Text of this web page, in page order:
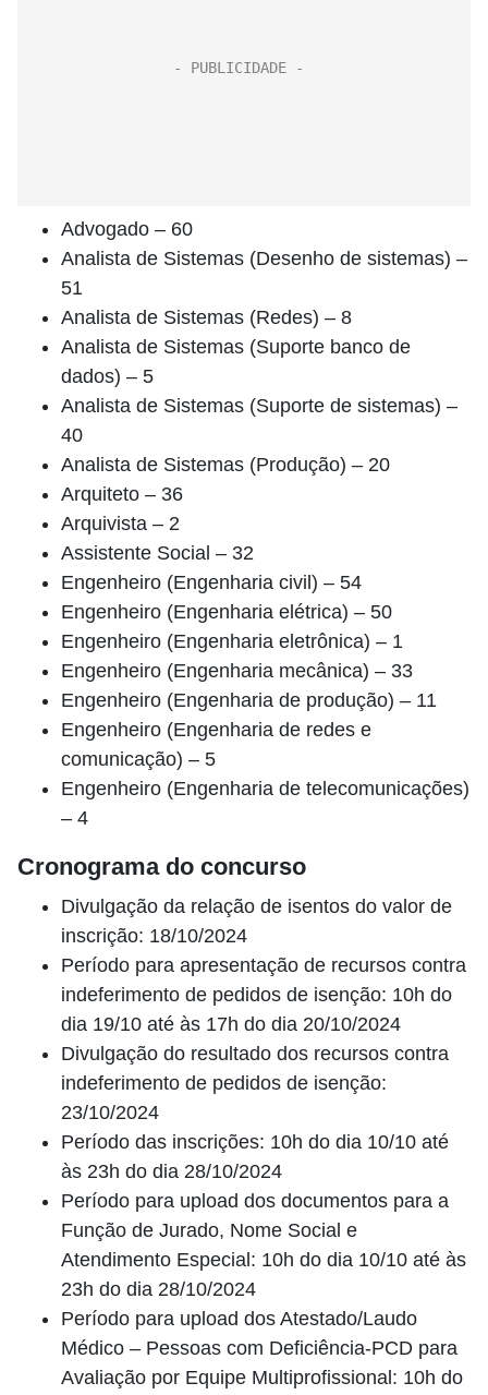
Advogado – 60
Analista de Sistemas (Desenho de sistemas) –
51
Analista de Sistemas (Redes) – 8
Analista de Sistemas (Suporte banco de
dados) – 5
Analista de Sistemas (Suporte de sistemas) –
40
Analista de Sistemas (Produção) – 20
Arquiteto – 36
Arquivista – 2
Assistente Social – 32
Engenheiro (Engenharia civil) – 54
Engenheiro (Engenharia elétrica) – 50
Engenheiro (Engenharia eletrônica) – 1
Engenheiro (Engenharia mecânica) – 33
Engenheiro (Engenharia de produção) – 11
Engenheiro (Engenharia de redes e
comunicação) – 5
Engenheiro (Engenharia de telecomunicações)
– 4
Cronograma do concurso
Divulgação da relação de isentos do valor de
inscrição: 18/10/2024
Período para apresentação de recursos contra
indeferimento de pedidos de isenção: 10h do
dia 19/10 até às 17h do dia 20/10/2024
Divulgação do resultado dos recursos contra
indeferimento de pedidos de isenção:
23/10/2024
Período das inscrições: 10h do dia 10/10 até
às 23h do dia 28/10/2024
Período para upload dos documentos para a
Função de Jurado, Nome Social e
Atendimento Especial: 10h do dia 10/10 até às
23h do dia 28/10/2024
Período para upload dos Atestado/Laudo
Médico – Pessoas com Deficiência-PCD para
Avaliação por Equipe Multiprofissional: 10h do